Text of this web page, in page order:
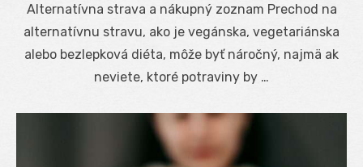
Alternatívna strava a nákupný zoznam Prechod na
alternatívnu stravu, ako je vegánska, vegetariánska
alebo bezlepková diéta, môže byť náročný, najmä ak
neviete, ktoré potraviny by …